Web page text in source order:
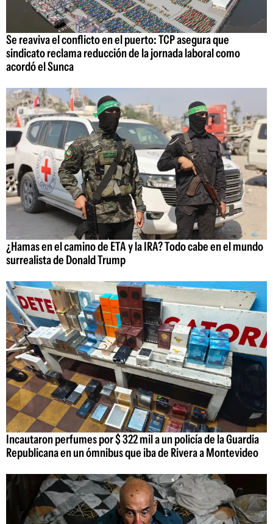
Se reaviva el conflicto en el puerto: TCP asegura que
sindicato reclama reducción de la jornada laboral como
acordó el Sunca
¿Hamas en el camino de ETA y la IRA? Todo cabe en el mundo
surrealista de Donald Trump
Incautaron perfumes por $ 322 mil a un policía de la Guardia
Republicana en un ómnibus que iba de Rivera a Montevideo